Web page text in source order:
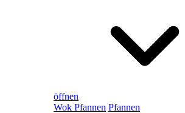
öffnen
Wok Pfannen Pfannen